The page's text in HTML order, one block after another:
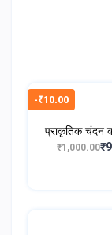
-₹10.00
प्राकृतिक चंदन
₹1,000.00